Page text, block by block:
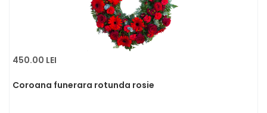
450.00 LEI
Coroana funerara rotunda rosie